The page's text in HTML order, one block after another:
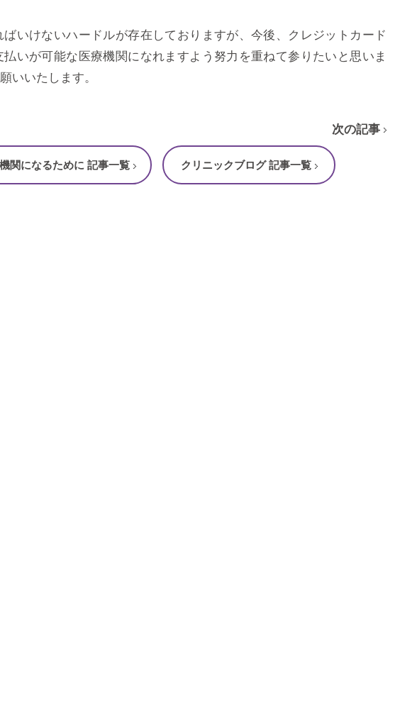
ばいけないハードルが存在しておりますが、今後、クレジットカード
いが可能な医療機関になれますよう努力を重ねて参りたいと思いま
いいたします。
次の記事
関になるために 記事一覧 クリニックブログ 記事一覧